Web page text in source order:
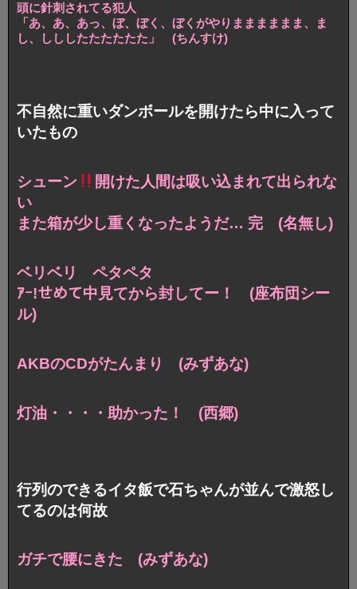
頭に針刺されてる犯人
「あ、あ、あっ、ぼ、ぼく、ぼくがやりまままままま、
ま
し、しししたたたたたた」 (ちんすけ)
不自然に重いダンボールを開けたら中に入って
いたもの
シューン
開けた人間は吸い込まれて出られな
い
また箱が少し重くなったようだ… 完 (名無し)
ベリベリ ペタペタ
ｱｰ!せめて中見てから封してー！ (座布団シー
ル)
AKBのCDがたんまり (みずあな)
灯油・・・・助かった！ (西郷)
行列のできるイタ飯で石ちゃんが並んで激怒し
てるのは何故
ガチで腰にきた (みずあな)